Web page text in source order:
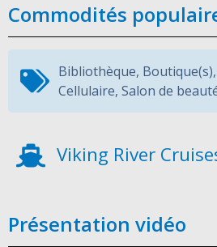
Commodités
Bibliothèque, Boutique(s),
Cellulaire, Salon de
Viking River
Présentation vidéo